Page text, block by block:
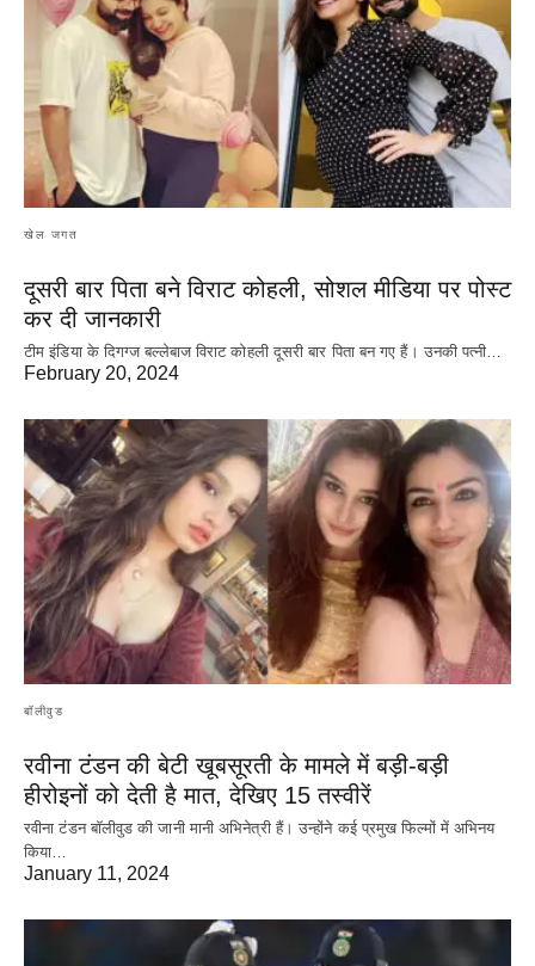
खेल जगत
दूसरी बार‌ पिता बने विराट कोहली, सोशल मीडिया पर पोस्ट
कर दी‌ जानकारी
टीम इंडिया के दिगग्ज बल्लेबाज विराट कोहली दूसरी बार पिता बन गए हैं। उनकी पत्नी…
February 20, 2024
बॉलीवुड
रवीना टंडन की बेटी खूबसूरती के मामले में बड़ी-बड़ी
हीरोइनों को देती है मात, देखिए 15 तस्वीरें
रवीना टंडन बॉलीवुड की जानी मानी अभिनेत्री हैं। उन्होंने कई प्रमुख फिल्मों में अभिनय
किया…
January 11, 2024